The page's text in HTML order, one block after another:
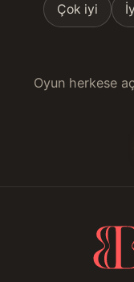
Çok iyi
Oyun herkese